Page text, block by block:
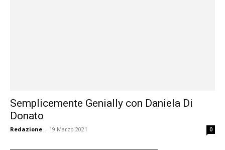
Semplicemente Genially con Daniela Di
Donato
Redazione - 19 Marzo 2021 0